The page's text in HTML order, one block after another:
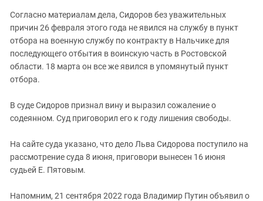
Согласно материалам дела, Сидоров без уважительных
причин 26 февраля этого года не явился на службу в пункт
отбора на военную службу по контракту в Нальчике для
последующего отбытия в воинскую часть в Ростовской
области. 18 марта он все же явился в упомянутый пункт
отбора.
В суде Сидоров признал вину и выразил сожаление о
содеянном. Суд приговорил его к году лишения свободы.
На сайте суда указано, что дело Льва Сидорова поступило на
рассмотрение суда 8 июня, приговори вынесен 16 июня
судьей Е. Пятовым.
Напомним, 21 сентября 2022 года Владимир Путин объявил о